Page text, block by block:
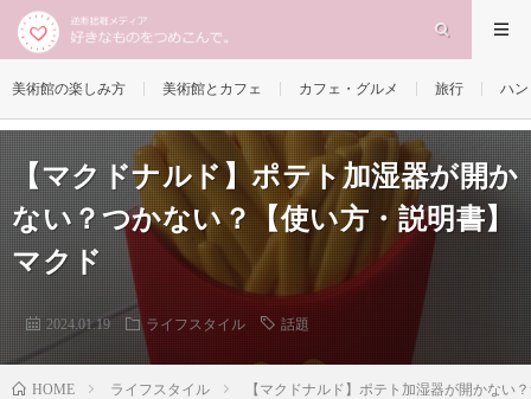
美術館の楽しみ方 美術館とカフェ カフェ・グルメ 旅行 ハ
【マクドナルド】ポテト加湿器が開か
ない？つかない？【使い方・説明書】
マクド
2024.01.19 ライフスタイル 話題
HOME ライフスタイル 【マクドナルド】ポテト加湿器が開かない